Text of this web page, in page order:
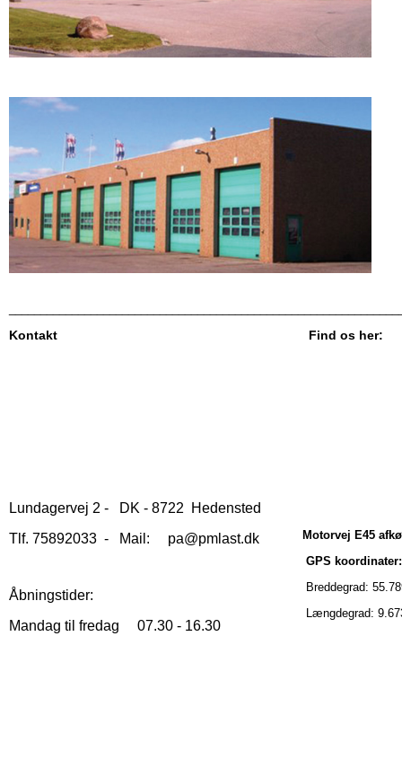
Kontakt Find os her:
Lundagervej 2 - DK - 8722 Hedensted
Tlf. 75892033 - Mail: pa@pmlast.dk
Åbningstider:
Mandag til fredag 07.30 - 16.30
Motorvej E45
GPS koordinater:
Breddegrad:
Længdegrad: